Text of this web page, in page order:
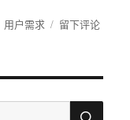
用户需求
于
区
用
留下评论
搜